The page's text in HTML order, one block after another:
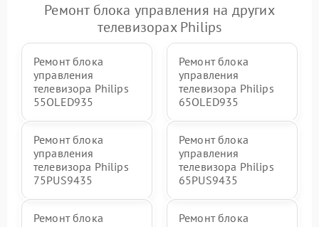
Ремонт блока управления на других
телевизорах Philips
Ремонт блока
управления
телевизора Philips
55OLED935
Ремонт блока
управления
телевизора Philips
65OLED935
Ремонт блока
управления
телевизора Philips
75PUS9435
Ремонт блока
управления
телевизора Philips
65PUS9435
Ремонт блока
Ремонт блока